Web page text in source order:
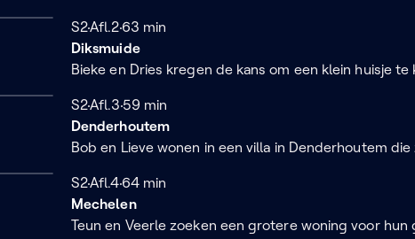
Seizoen 2
S2Afl.263 minuten
63 min
Diksmuide
Bieke en Dries kregen de kans om een klein huisje te
Seizoen 2
S2Afl.3 59 minuten
59 min
Denderhoutem
Bob en Lieve wonen in een villa in Denderhoutem
Seizoen 2
S2Afl.464 minuten
64 min
Mechelen
Teun en Veerle zoeken een grotere woning voor hun